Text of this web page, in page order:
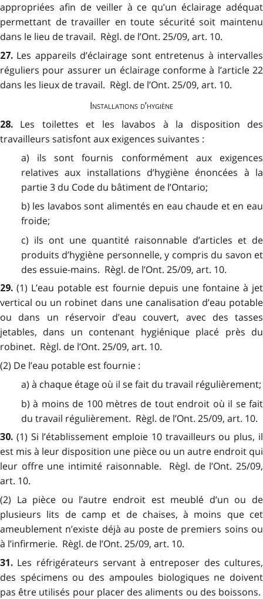
appropriées afin de veiller à ce qu’un éclairage adéquat
permettant de travailler en toute sécurité soit maintenu
dans le lieu de travail. Règl. de l’Ont. 25/09, art. 10.
27. Les appareils d’éclairage sont entretenus à intervalles
réguliers pour assurer un éclairage conforme à l’article 22
dans les lieux de travail. Règl. de l’Ont. 25/09, art. 10.
Installations d’hygiène
28. Les toilettes et les lavabos à la disposition des
travailleurs satisfont aux exigences suivantes :
a) ils sont fournis conformément aux exigences
relatives aux installations d’hygiène énoncées à la
partie 3 du Code du bâtiment de l’Ontario;
b) les lavabos sont alimentés en eau chaude et en eau
froide;
c) ils ont une quantité raisonnable d’articles et de
produits d’hygiène personnelle, y compris du savon et
des essuie-mains. Règl. de l’Ont. 25/09, art. 10.
29.(1) L’eau potable est fournie depuis une fontaine à jet
vertical ou un robinet dans une canalisation d’eau potable
ou dans un réservoir d’eau couvert, avec des tasses
jetables, dans un contenant hygiénique placé près du
robinet. Règl. de l’Ont. 25/09, art. 10.
(2) De l’eau potable est fournie :
a) à chaque étage où il se fait du travail régulièrement;
b) à moins de 100 mètres de tout endroit où il se fait
du travail régulièrement. Règl. de l’Ont. 25/09, art. 10.
30. (1) Si l’établissement emploie 10 travailleurs ou plus, il
est mis à leur disposition une pièce ou un autre endroit qui
leur offre une intimité raisonnable. Règl. de l’Ont. 25/09,
art. 10.
(2) La pièce ou l’autre endroit est meublé d’un ou de
plusieurs lits de camp et de chaises, à moins que cet
ameublement n’existe déjà au poste de premiers soins ou
à l’infirmerie. Règl. de l’Ont. 25/09, art. 10.
31. Les réfrigérateurs servant à entreposer des cultures,
des spécimens ou des ampoules biologiques ne doivent
pas être utilisés pour placer des aliments ou des boissons.